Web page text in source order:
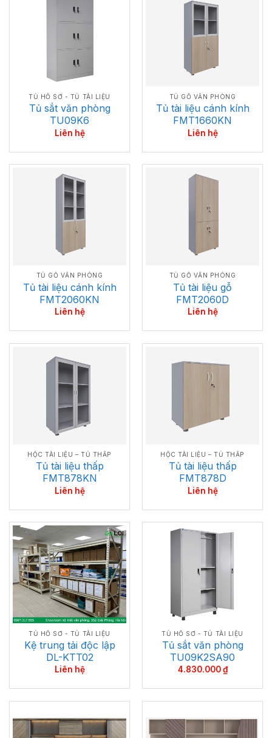
TỦ HỒ SƠ - TỦ TÀI LIỆU
Tủ sắt văn phòng
TU09K6
Liên hệ
TỦ GỖ VĂN PHÒNG
Tủ tài liệu cánh kính
FMT1660KN
Liên hệ
TỦ GỖ VĂN PHÒNG
Tủ tài liệu cánh kính
FMT2060KN
Liên hệ
TỦ GỖ VĂN PHÒNG
Tủ tài liệu gỗ
FMT2060D
Liên hệ
HỘC TÀI LIỆU – TỦ THẤP
Tủ tài liệu thấp
FMT878KN
Liên hệ
HỘC TÀI LIỆU – TỦ THẤP
Tủ tài liệu thấp
FMT878D
Liên hệ
TỦ HỒ SƠ - TỦ TÀI LIỆU
Kệ trung tải độc lập
DL-KTT02
Liên hệ
TỦ HỒ SƠ - TỦ TÀI LIỆU
Tủ sắt văn phòng
TU09K2SA90
4.830.000₫